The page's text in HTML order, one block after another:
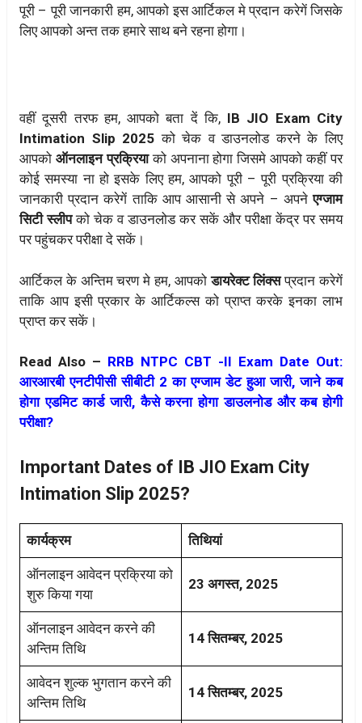
पूरी – पूरी जानकारी हम, आपको इस आर्टिकल मे प्रदान करेगें जिसके
लिए आपको अन्त तक हमारे साथ बने रहना होगा।
वहीं दूसरी तरफ हम, आपको बता दें कि, IB JIO Exam City
Intimation Slip 2025को चेक व डाउनलोड करने के लिए
आपको ऑनलाइन प्रक्रियाको अपनाना होगा जिसमे आपको कहीं पर
कोई समस्या ना हो इसके लिए हम, आपको पूरी – पूरी प्रक्रिया की
जानकारी प्रदान करेगें ताकि आप आसानी से अपने – अपनेएग्जाम
सिटी स्लीपको चेक व डाउनलोड कर सकें और परीक्षा केंद्र पर समय
पर पहुंचकर परीक्षा दे सकें।
आर्टिकल के अन्तिम चरण मे हम, आपकोडायरेक्ट लिंक्सप्रदान करेगें
ताकि आप इसी प्रकार के आर्टिकल्स को प्राप्त करके इनका लाभ
प्राप्त कर सकें।
Read Also – RRB NTPC CBT -II Exam Date Out:
आरआरबी एनटीपीसी सीबीटी 2 का एग्जाम डेट हुआ जारी, जाने कब
होगा एडमिट कार्ड जारी, कैसे करना होगा डाउलनोड और कब होगी
परीक्षा?
Important Dates of IB JIO Exam City
Intimation Slip 2025?
कार्यक्रम तिथियां
ऑनलाइन आवेदन प्रक्रिया को
शुरु किया गया
23 अगस्त, 2025
ऑनलाइन आवेदन करने की
अन्तिम तिथि
14 सितम्बर, 2025
आवेदन शुल्क भुगतान करने की
अन्तिम तिथि
14 सितम्बर, 2025